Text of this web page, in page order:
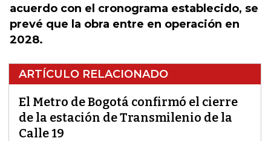
acuerdo con el cronograma establecido, se
prevé que la obra entre en operación en
2028.
ARTÍCULO RELACIONADO
El Metro de Bogotá confirmó el cierre
de la estación de Transmilenio de la
Calle 19